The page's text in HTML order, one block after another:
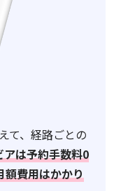
て、経路ごとの
アは予約手数料0
額費用はかかり